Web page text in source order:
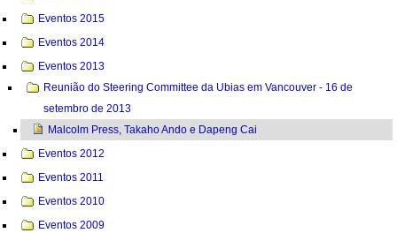
Eventos 2015
Eventos 2014
Eventos 2013
Reunião do Steering Committee da Ubias em Vancouver - 16 de
setembro de 2013
Malcolm Press, Takaho Ando e Dapeng Cai
Eventos 2012
Eventos 2011
Eventos 2010
Eventos 2009